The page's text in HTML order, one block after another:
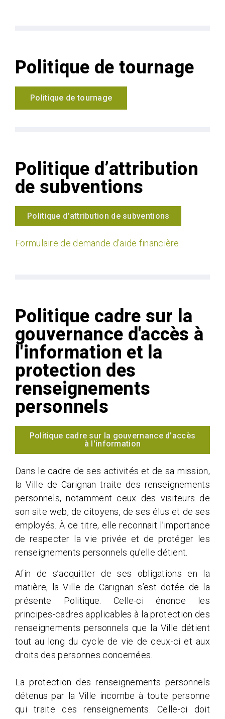
Politique de tournage
Politique de tournage
Politique d’attribution
de subventions
Politique d'attribution de subventions
Formulaire de demande d’aide financière
Politique cadre sur la
gouvernance d'accès à
l'information et la
protection des
renseignements
personnels
Politique cadre sur la gouvernance d'accès
à l'information
Dans le cadre de ses activités et de sa mission,
la Ville de Carignan traite des renseignements
personnels, notamment ceux des visiteurs de
son site web, de citoyens, de ses élus et de ses
employés. À ce titre, elle reconnait l’importance
de respecter la vie privée et de protéger les
renseignements personnels qu’elle détient.
Afin de s’acquitter de ses obligations en la
matière, la Ville de Carignan s’est dotée de la
présente Politique. Celle-ci énonce les
principes-cadres applicables à la protection des
renseignements personnels que la Ville détient
tout au long du cycle de vie de ceux-ci et aux
droits des personnes concernées.
La protection des renseignements personnels
détenus par la Ville incombe à toute personne
qui traite ces renseignements. Celle-ci doit